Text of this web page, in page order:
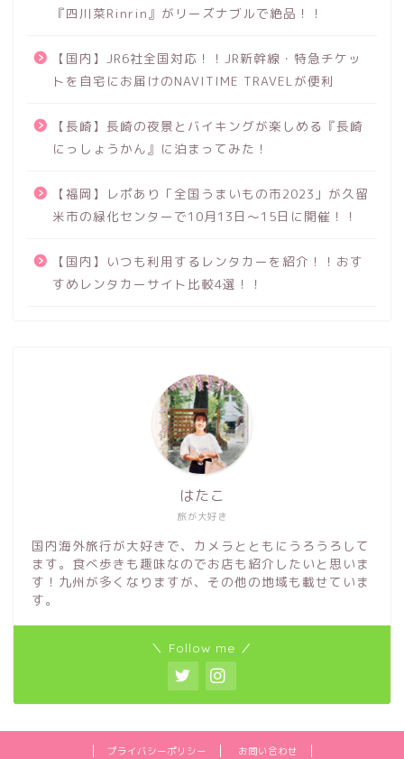
『四川菜Rinrin』がリーズナブルで絶品！！
【国内】JR6社全国対応！！JR新幹線・特急チケッ
トを自宅にお届けのNAVITIME TRAVELが便利
【長崎】長崎の夜景とバイキングが楽しめる『長崎
にっしょうかん』に泊まってみた！
【福岡】レポあり「全国うまいもの市2023」が久留
米市の緑化センターで10月13日～15日に開催！！
【国内】いつも利用するレンタカーを紹介！！おす
すめレンタカーサイト比較4選！！
旅が大好き
はたこ
国内海外旅行が大好きで、カメラとともにうろうろして
ます。食べ歩きも趣味なのでお店も紹介したいと思いま
す！九州が多くなりますが、その他の地域も載せていま
す。
＼ Follow me ／
プライバシーポリシー お問い合わせ